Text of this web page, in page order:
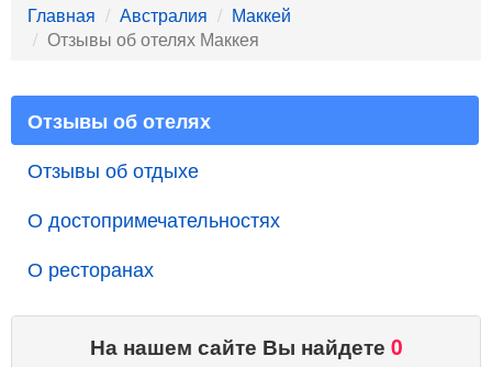
Главная Австралия
Маккей
Отзывы об отелях Маккея
Отзывы об отелях
Отзывы об отдыхе
О достопримечательностях
О ресторанах
На нашем сайте Вы найдете 0